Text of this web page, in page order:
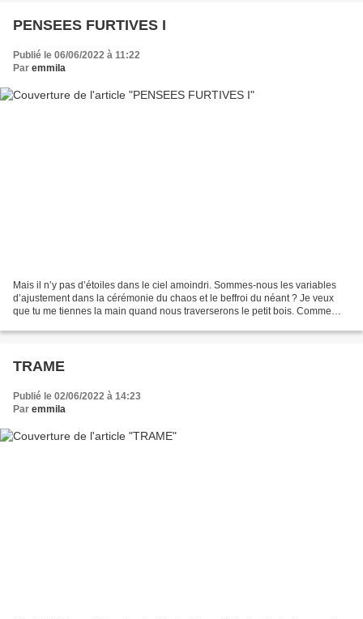
PENSEES FURTIVES I
Publié le 06/06/2022 à 11:22
Par emmila
Mais il n’y pas d’étoiles dans le ciel amoindri. Sommes-nous les variables
d’ajustement dans la cérémonie du chaos et le beffroi du néant ? Je veux
que tu me tiennes la main quand nous traverserons le petit bois. Comme
TRAME
Publié le 02/06/2022 à 14:23
Par emmila